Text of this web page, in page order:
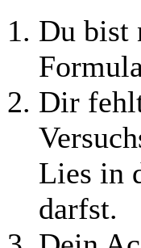
Du bist
Dir
Lies in
darfst.